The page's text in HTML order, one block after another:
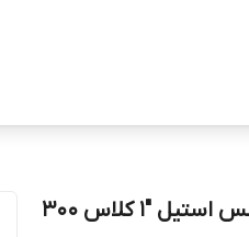
فلنج اسلیپ ان دنده ریس فیس استنلس استیل "1 کلاس 300